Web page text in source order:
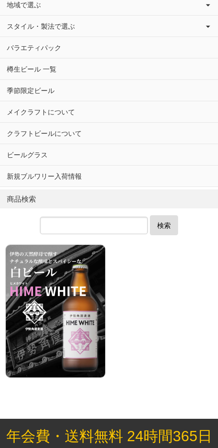
地域で選ぶ
スタイル・製法で選ぶ
バラエティパック
樽生ビール 一覧
季節限定ビール
メイクラフトについて
クラフトビールについて
ビールグラス
新規ブルワリー入荷情報
商品検索
検索
年会費・送料無料 24時間365日